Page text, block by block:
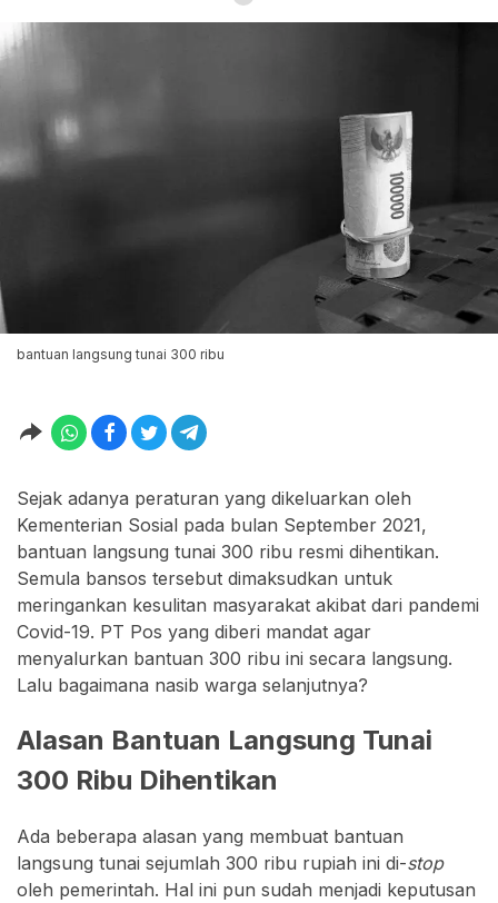
bantuan langsung tunai 300 ribu
Sejak adanya peraturan yang dikeluarkan oleh
Kementerian Sosial pada bulan September 2021,
bantuan langsung tunai 300 ribu resmi dihentikan.
Semula bansos tersebut dimaksudkan untuk
meringankan kesulitan masyarakat akibat dari pandemi
Covid-19. PT Pos yang diberi mandat agar
menyalurkan bantuan 300 ribu ini secara langsung.
Lalu bagaimana nasib warga selanjutnya?
Alasan Bantuan Langsung Tunai
300 Ribu Dihentikan
Ada beberapa alasan yang membuat bantuan
langsung tunai sejumlah 300 ribu rupiah ini di-stop
oleh pemerintah. Hal ini pun sudah menjadi keputusan